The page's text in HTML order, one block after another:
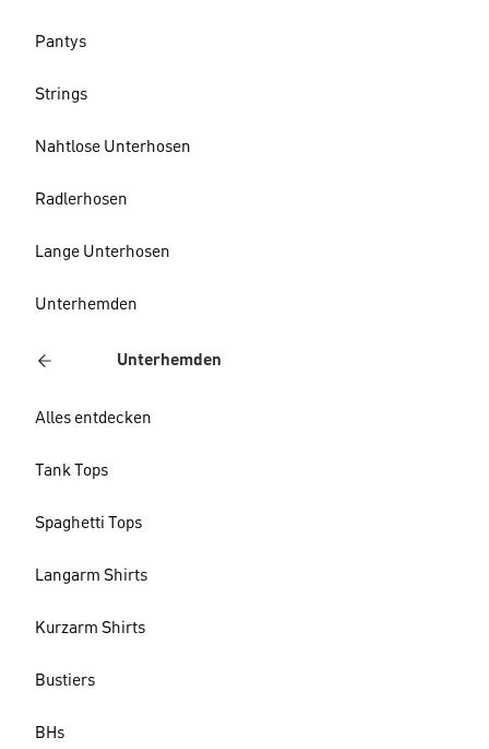
Pantys
Strings
Nahtlose Unterhosen
Radlerhosen
Lange Unterhosen
Unterhemden
Unterhemden
Alles entdecken
Tank Tops
Spaghetti Tops
Langarm Shirts
Kurzarm Shirts
Bustiers
BHs